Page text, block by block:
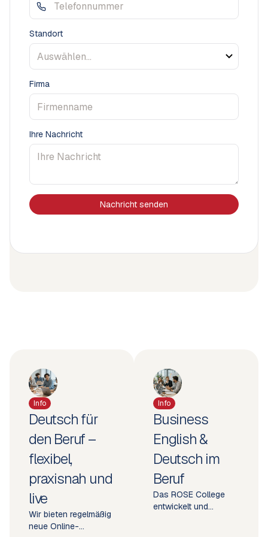
Standort
Firma
Ihre Nachricht
Info
Deutsch für
den Beruf –
flexibel,
praxisnah und
live
Wir bieten regelmäßig
neue Online-
Info
Business
English &
Deutsch im
Beruf
Das ROSE College
entwickelt und